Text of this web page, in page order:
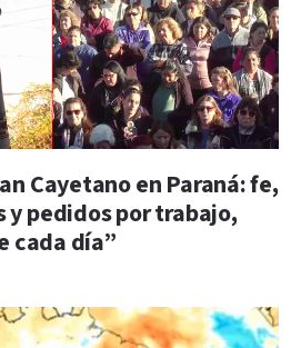
Cayetano en Paraná: fe,
pedidos por trabajo,
cada día”